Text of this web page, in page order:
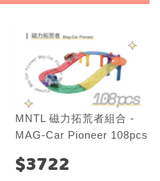
MNTL 磁力拓荒者組合 -
MAG-Car Pioneer 108pcs
$3722